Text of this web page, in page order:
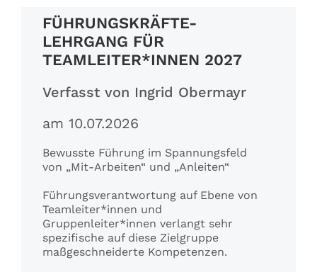
Referenzen
FÜHRUNGSKRÄFTE-
LEHRGANG FÜR
TEAMLEITER*INNEN 2027
Verfasst von Ingrid Obermayr
am 10.07.2026
Bewusste Führung im Spannungsfeld
von „Mit-Arbeiten“ und „Anleiten“
Führungsverantwortung auf Ebene von
Teamleiter*innen und
Gruppenleiter*innen verlangt sehr
spezifische auf diese Zielgruppe
maßgeschneiderte Kompetenzen.